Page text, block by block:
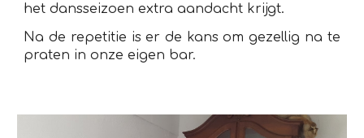
het dansseizoen extra aandacht krijgt.
Na de repetitie is er de kans om gezellig na te
praten in onze eigen bar.